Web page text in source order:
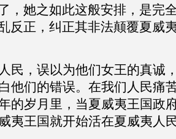
，她之如此这般安排，是完
反正，纠正其非法颠覆夏威
民，误以为他们女王的真诚
他们的错误。在我们人民痛
的岁月里，当夏威夷王国政
夷王国就开始活在夏威夷人